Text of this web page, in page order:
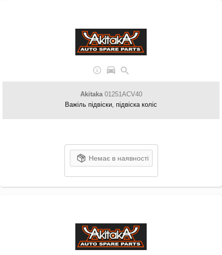
Akitaka01251ACV40
Важіль підвіски, підвіска коліс
Немає в наявності